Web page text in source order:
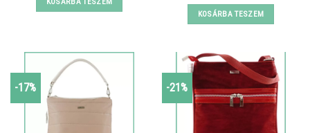
11990 Ft.
was:
11390 Ft.
KOSÁRBA TESZEM
-17% -21%